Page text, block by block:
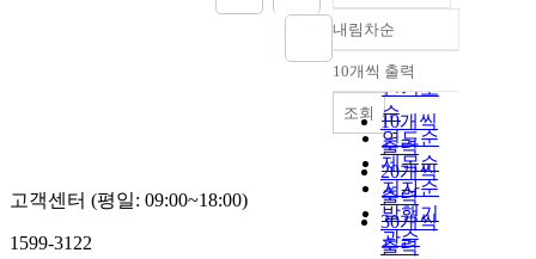
정확도
순
인기도
순
연도순
제목순
저자순
발행기
관순
내림차순
내림차순
10개씩 출력
10개씩
출력
20개씩
출력
30개씩
출력
조회
고객센터 (평일: 09:00~18:00)
1599-3122